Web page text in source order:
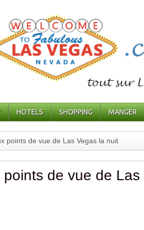
HOTELS SHOPPING MANGER
points de vue de Las Vegas la nuit
de vue de Las